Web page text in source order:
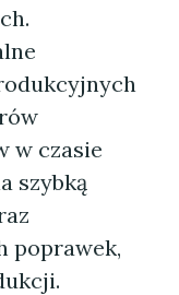
w czasie
szybką
poprawek,